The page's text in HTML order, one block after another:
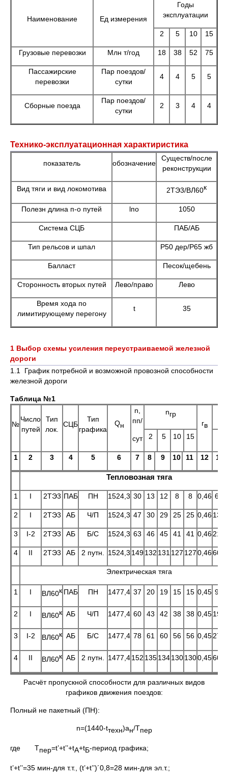
Наименование Ед измерения
Годы
эксплуатации
2 5 10 15
Грузовые перевозки Млн т/год 18 38 52 75
Пассажирские
перевозки
Пар поездов/
сутки
4 4 5 5
Сборные поезда
Пар поездов/
сутки
2 3 4 4
Технико-эксплуатационная характиристика
показатель обозначение
Существ/после
реконструкции
Вид тяги и вид локомотива 2ТЭ3/ВЛ60к
Полезн длина п-о путей lпо 1050
Система СЦБ ПАБ/АБ
Тип рельсов и шпал Р50 дер/Р65 жб
Балласт Песок/щебень
Сторонность вторых путей Лево/право Лево
Время хода по
лимитирующему перегону
t 35
1 Выбор схемы усиления переустраиваемой железной
дороги
1.1 График потребной и возможной провозной способности
железной дороги
Таблица №1
№
Число
путей
Тип
лок.
СЦБ
Тип
графика
Qн
n,
пп/
сут
nгр
гв
2 5 10 15
1 2 3 4 5 6 7 8 9 10 11 12 13
Тепловозная тяга
1 I 2ТЭ3 ПАБ ПН 1524,3 30 13 12 8 8 0,46 6,0
2 I 2ТЭ3 АБ Ч/П 1524,3 47 30 29 25 25 0,4613,8
3 I-2 2ТЭ3 АБ Б/С 1524,3 63 46 45 41 41 0,4621,2
4 II 2ТЭ3 АБ 2 путн. 1524,3 149132 131 127 1270,4660,7
Электрическая тяга
1 I ВЛ60к ПАБ ПН 1477,4 37 20 19 15 15 0,45 9,0
2 I ВЛ60к АБ Ч/П 1477,4 60 43 42 38 38 0,4519,4
3 I-2 ВЛ60к АБ Б/С 1477,4 78 61 60 56 56 0,4527,5
4 II ВЛ60к АБ 2 путн. 1477,4152 1351341301300,4560,8
Расчёт пропускной способности для различных видов
графиков движения поездов:
Полный не пакетный (ПН):
n=(1440-tтехн)aн/Tпер
где Tпер=t’+t’’+tА+tБ-период графика;
t’+t’’=35 мин-для т.т., (t’+t’’)´0,8=28 мин-для эл.т.;